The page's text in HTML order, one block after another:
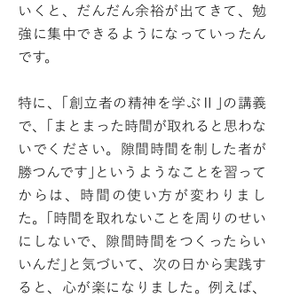
いくと、だんだん余裕が出てきて、勉
強に集中できるようになっていったん
です。
特に、｢創立者の精神を学ぶⅡ｣の講義
で、｢まとまった時間が取れると思わな
いでください。隙間時間を制した者が
勝つんです｣というようなことを習って
からは、時間の使い方が変わりまし
た。｢時間を取れないことを周りのせい
にしないで、隙間時間をつくったらい
いんだ｣と気づいて、次の日から実践す
ると、心が楽になりました。例えば、